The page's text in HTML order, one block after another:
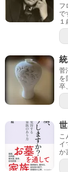
フ
で
１
菅
を
卒
イ
か